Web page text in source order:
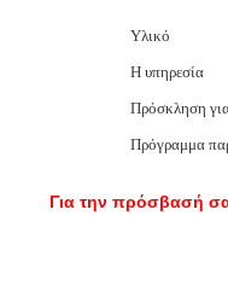
Υλικό
Η υπηρεσία
Πρόσκληση
Πρόγραμμα
Για την πρόσβασή